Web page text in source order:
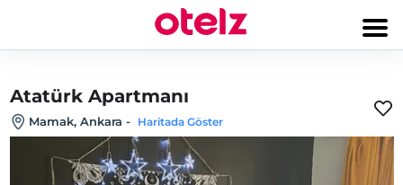
Atatürk Apartmanı
Mamak, Ankara - Haritada Göster